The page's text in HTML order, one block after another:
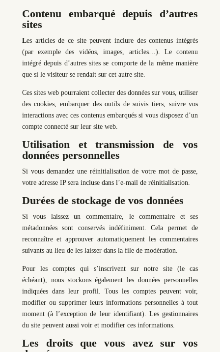
Contenu embarqué depuis d’autres
sites
Les articles de ce site peuvent inclure des contenus intégrés
(par exemple des vidéos, images, articles…). Le contenu
intégré depuis d’autres sites se comporte de la même manière
que si le visiteur se rendait sur cet autre site.
Ces sites web pourraient collecter des données sur vous, utiliser
des cookies, embarquer des outils de suivis tiers, suivre vos
interactions avec ces contenus embarqués si vous disposez d’un
compte connecté sur leur site web.
Utilisation et transmission de vos
données personnelles
Si vous demandez une réinitialisation de votre mot de passe,
votre adresse IP sera incluse dans l’e-mail de réinitialisation.
Durées de stockage de vos données
Si vous laissez un commentaire, le commentaire et ses
métadonnées sont conservés indéfiniment. Cela permet de
reconnaître et approuver automatiquement les commentaires
suivants au lieu de les laisser dans la file de modération.
Pour les comptes qui s’inscrivent sur notre site (le cas
échéant), nous stockons également les données personnelles
indiquées dans leur profil. Tous les comptes peuvent voir,
modifier ou supprimer leurs informations personnelles à tout
moment (à l’exception de leur identifiant). Les gestionnaires
du site peuvent aussi voir et modifier ces informations.
Les droits que vous avez sur vos